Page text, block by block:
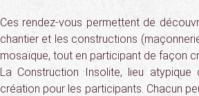
Ces rendez-vous permettent de
chantier et les constructions
mosaïque, tout en participant de façon
La Construction Insolite, lieu
création pour les participants. Chacun